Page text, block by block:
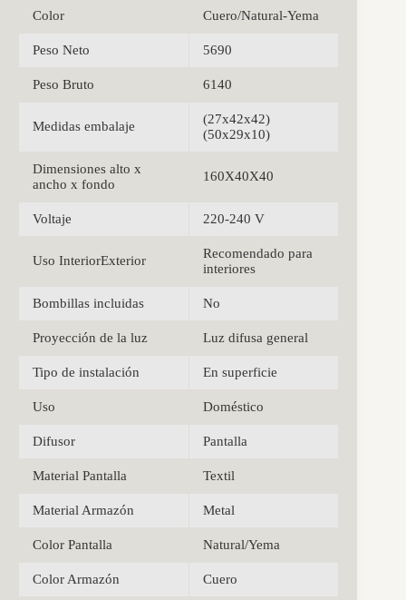
Color Cuero/Natural-Yema
Peso Neto 5690
Peso Bruto 6140
Medidas embalaje
(27x42x42)
(50x29x10)
Dimensiones alto x
ancho x fondo
160X40X40
Voltaje 220-240 V
Uso InteriorExterior
Recomendado para
interiores
Bombillas incluidas No
Proyección de la luz Luz difusa general
Tipo de instalación En superficie
Uso Doméstico
Difusor Pantalla
Material Pantalla Textil
Material Armazón Metal
Color Pantalla Natural/Yema
Color Armazón Cuero